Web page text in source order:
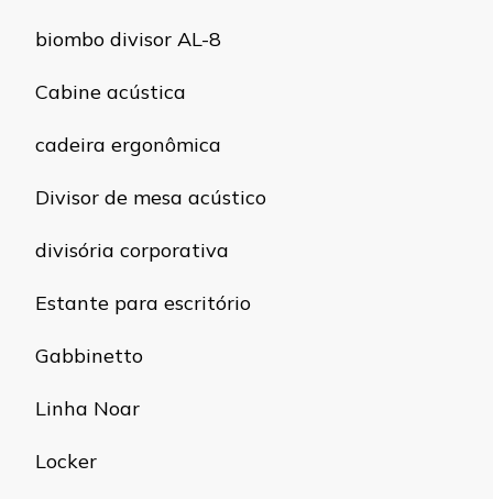
biombo divisor AL-8
Cabine acústica
cadeira ergonômica
Divisor de mesa acústico
divisória corporativa
Estante para escritório
Gabbinetto
Linha Noar
Locker